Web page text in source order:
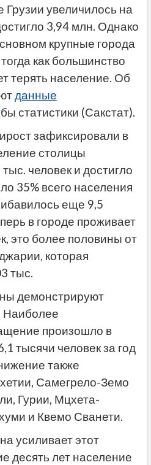
Грузии увеличилось на
3,94 млн. Однако
крупные города
как большинство
терять население. Об
данные
статистики (Сакстат).
зафиксировали в
столицы
человек и достигло
35% всего населения
еще 9,5
в городе проживает
это более половины от
которая
тыс.
демонстрируют
Наиболее
произошло в
тысячи человек за год
также
Самегрело-Земо
Гурии, Мцхета-
и Квемо Сванети.
усиливает этот
десять лет население